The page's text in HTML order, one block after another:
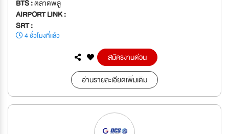
BTS :ตลาดพลู
AIRPORT LINK :
SRT :
4 ชั่วโมงที่แล้ว
สมัครงานด่วน
อ่านรายละเอียดเพิ่มเติม